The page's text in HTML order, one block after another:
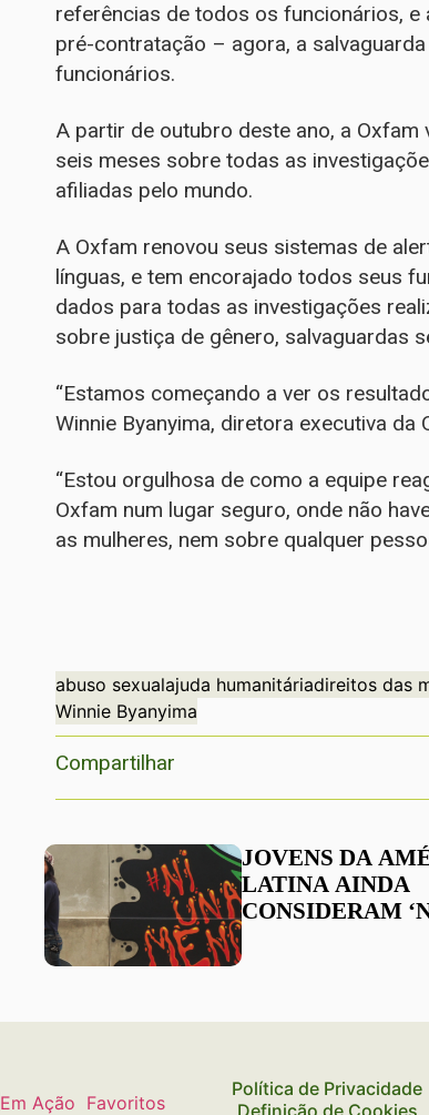
referências de todos os funcionários,
pré-contratação – agora, a
funcionários.
A partir de outubro deste ano, a
seis meses sobre todas as
afiliadas pelo mundo.
A Oxfam renovou seus sistemas de
línguas, e tem encorajado todos seus
dados para todas as investigações
sobre justiça de gênero, salvaguardas
“Estamos começando a ver os
Winnie Byanyima, diretora executiva da
“Estou orgulhosa de como a equipe
Oxfam num lugar seguro, onde não
as mulheres, nem sobre qualquer
abuso sexualajuda humanitáriadireitos das
Winnie Byanyima
Compartilhar
JOVENS DA
LATINA AINDA
CONSIDERAM
Em Ação Favoritos
Política de Privacidade